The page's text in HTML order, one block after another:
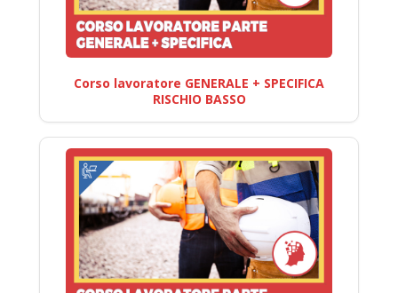
Corso lavoratore GENERALE + SPECIFICA
RISCHIO BASSO